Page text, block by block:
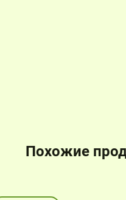
Похожие